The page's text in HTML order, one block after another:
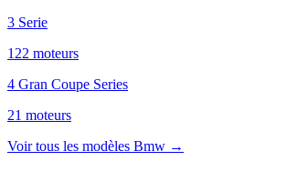
3 Serie
122 moteurs
4 Gran Coupe Series
21 moteurs
Voir tous les modèles Bmw →